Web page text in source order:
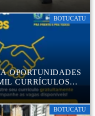
BOTUCATU
OPORTUNIDADES
CURRÍCULOS
BOTUCATU